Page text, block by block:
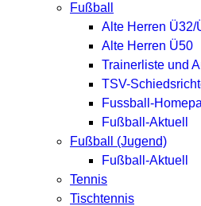
Fußball
Alte Herren Ü32/
Alte Herren Ü50
Trainerliste und
TSV-
Fussball-
Fußball-Aktuell
Fußball (Jugend)
Fußball-Aktuell
Tennis
Tischtennis